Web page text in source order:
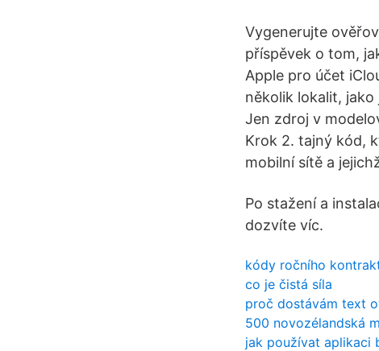
Vygenerujte
příspěvek o tom,
Apple pro účet
několik lokalit,
Jen zdroj v
Krok 2. tajný kód,
mobilní sítě a
Po stažení a
dozvíte víc.
kódy ročního
co je čistá síla
proč dostávám text
500 novozélandská
jak používat aplikaci